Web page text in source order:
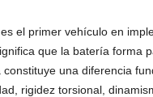
el primer vehículo en
que la batería forma
una diferencia
rigidez torsional,